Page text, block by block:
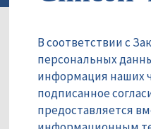
В соответствии с
персональных
информация наших
подписанное
предоставляется